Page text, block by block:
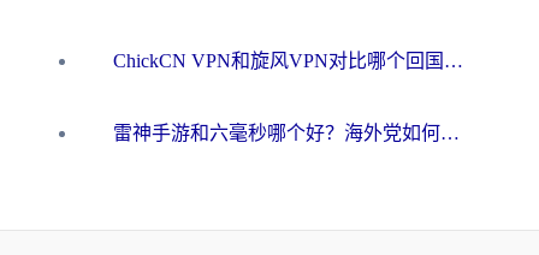
ChickCN VPN和旋风VPN对比哪个回国效果更好？海外用户的选择困境与出路
雷神手游和六毫秒哪个好？海外党如何真正解锁国内资源